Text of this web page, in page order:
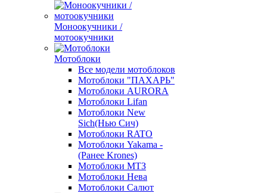
Моноокучники /
мотоокучники
Мотоблоки
Все модели мотоблоков
Мотоблоки "ПАХАРЬ"
Мотоблоки AURORA
Мотоблоки Lifan
Мотоблоки New
Sich(Нью Сич)
Мотоблоки RATO
Мотоблоки Yakama -
(Ранее Krones)
Мотоблоки МТЗ
Мотоблоки Нева
Мотоблоки Салют